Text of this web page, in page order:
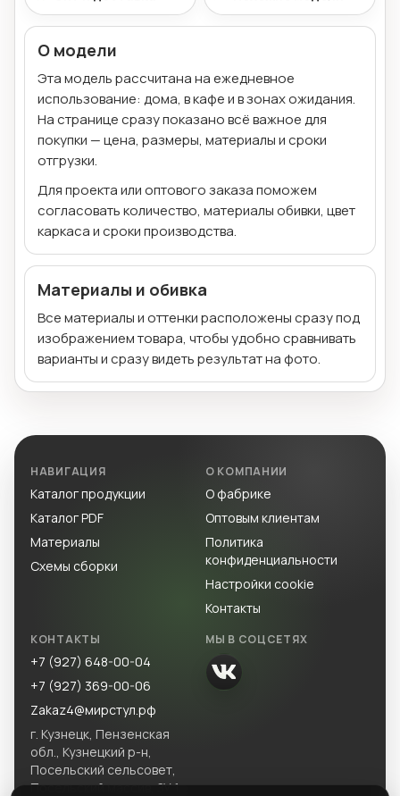
О модели
Эта модель рассчитана на ежедневное
использование: дома, в кафе и в зонах ожидания.
На странице сразу показано всё важное для
покупки — цена, размеры, материалы и сроки
отгрузки.
Для проекта или оптового заказа поможем
согласовать количество, материалы обивки, цвет
каркаса и сроки производства.
Материалы и обивка
Все материалы и оттенки расположены сразу под
изображением товара, чтобы удобно сравнивать
варианты и сразу видеть результат на фото.
НАВИГАЦИЯ
Каталог продукции
Каталог PDF
Материалы
Схемы сборки
О КОМПАНИИ
О фабрике
Оптовым клиентам
Политика
конфиденциальности
Настройки cookie
Контакты
КОНТАКТЫ
+7 (927) 648-00-04
+7 (927) 369-00-06
Zakaz4@мирстул.рф
г. Кузнецк, Пензенская
обл., Кузнецкий р-н,
Посельский сельсовет,
Посельский массив, ЗУ 1.
МЫ В СОЦСЕТЯХ